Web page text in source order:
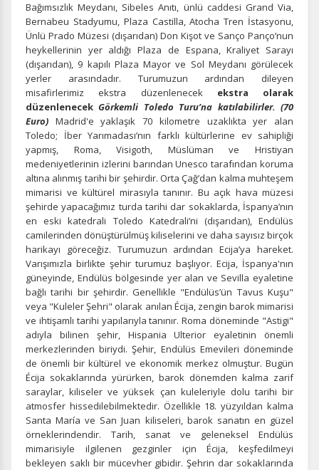
Bağımsızlık Meydanı, Sibeles Anıtı, ünlü caddesi Grand Via,
Bernabeu Stadyumu, Plaza Castilla, Atocha Tren İstasyonu,
Ünlü Prado Müzesi (dışarıdan) Don Kişot ve Sanço Panço’nun
heykellerinin yer aldığı Plaza de Espana, Kraliyet Sarayı
(dışarıdan), 9 kapılı Plaza Mayor ve Sol Meydanı görülecek
yerler arasındadır. Turumuzun ardından dileyen
misafirlerimiz ekstra düzenlenecek ekstra olarak
düzenlenecek Görkemli Toledo Turu’na katılabilirler. (70
Euro) Madrid'e yaklaşık 70 kilometre uzaklıkta yer alan
Toledo; İber Yarımadası’nın farklı kültürlerine ev sahipliği
yapmış, Roma, Visigoth, Müslüman ve Hristiyan
medeniyetlerinin izlerini barından Unesco tarafından koruma
altına alınmış tarihi bir şehirdir. Orta Çağ’dan kalma muhteşem
mimarisi ve kültürel mirasıyla tanınır. Bu açık hava müzesi
şehirde yapacağımız turda tarihi dar sokaklarda, İspanya’nın
en eski katedrali Toledo Katedrali’ni (dışarıdan), Endülüs
camilerinden dönüştürülmüş kiliselerini ve daha sayısız birçok
harikayı göreceğiz. Turumuzun ardından Ecija’ya hareket.
Varışımızla birlikte şehir turumuz başlıyor. Ecija, İspanya'nın
güneyinde, Endülüs bölgesinde yer alan ve Sevilla eyaletine
bağlı tarihi bir şehirdir. Genellikle "Endülüs’ün Tavus Kuşu"
veya "Kuleler Şehri" olarak anılan Écija, zengin barok mimarisi
ve ihtişamlı tarihi yapılarıyla tanınır. Roma döneminde "Astigi"
adıyla bilinen şehir, Hispania Ulterior eyaletinin önemli
merkezlerinden biriydi. Şehir, Endülüs Emevileri döneminde
de önemli bir kültürel ve ekonomik merkez olmuştur. Bugün
Écija sokaklarında yürürken, barok dönemden kalma zarif
saraylar, kiliseler ve yüksek çan kuleleriyle dolu tarihi bir
atmosfer hissedilebilmektedir. Özellikle 18. yüzyıldan kalma
Santa María ve San Juan kiliseleri, barok sanatın en güzel
örneklerindendir. Tarih, sanat ve geleneksel Endülüs
mimarisiyle ilgilenen gezginler için Écija, keşfedilmeyi
bekleyen saklı bir mücevher gibidir. Şehrin dar sokaklarında